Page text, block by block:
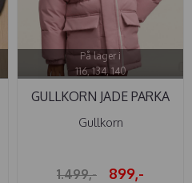
På lager i
116, 134, 140
GULLKORN JADE PARKA
FOG PINK
Gullkorn
1.499,- 899,-